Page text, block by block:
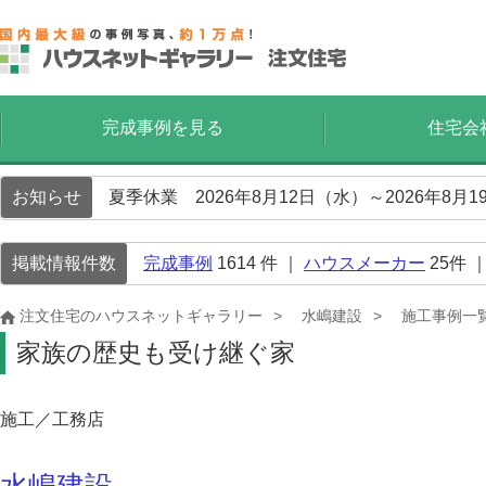
完成事例を見る 住宅会
お知らせ 夏季休業 2026年8月12日（水）～2026年8月
掲載情報件数 完成事例 1614 件 ｜ ハウスメーカー 25件
注文住宅のハウスネットギャラリー 水嶋建設 施工事例一
家族の歴史も受け継ぐ家
施工／工務店